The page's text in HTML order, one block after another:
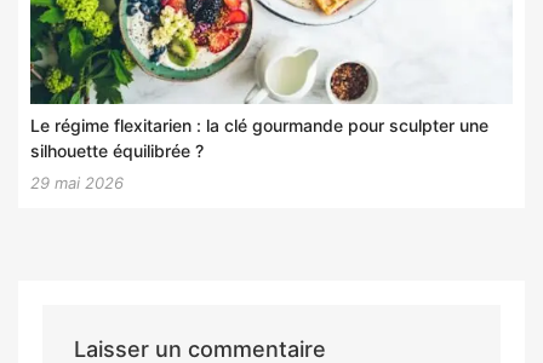
Le régime flexitarien : la clé gourmande pour sculpter une
silhouette équilibrée ?
29 mai 2026
Laisser un commentaire